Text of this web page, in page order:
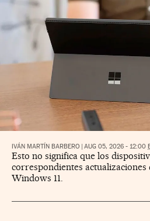
IVÁN MARTÍN BARBERO | AUG 05, 2026 - 12:00
Esto no significa que los
correspondientes
Windows 11.